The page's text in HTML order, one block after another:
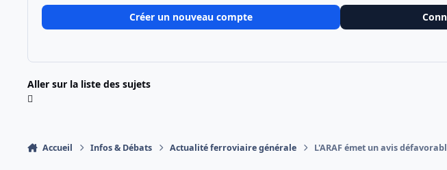
Créer un nouveau compte
Aller sur la liste des sujets
Accueil Infos & Débats Actualité ferroviaire générale L'ARAF émet un avis